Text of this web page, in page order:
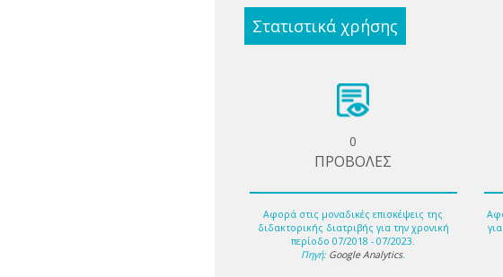
Στατιστικά χρήσης
0
ΠΡΟΒΟΛΕΣ
Αφορά στις μοναδικές επισκέψεις της
διδακτορικής διατριβής για την χρονική
περίοδο 07/2018 - 07/2023.
Πηγή: Google Analytics.